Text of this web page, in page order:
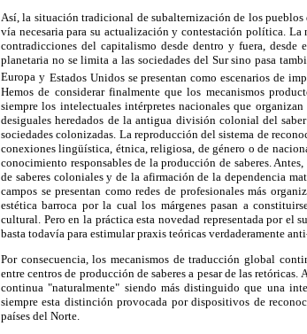
Así, la situación tradicional de subalternización de los
vía necesaria para su actualización y contestación política. La
contradicciones del capitalismo desde dentro y fuera,
planetaria no se limita a las sociedades del Sur sino pasa
Europa y Estados Unidos se presentan como escenarios de
Hemos de considerar finalmente que los mecanismos
siempre los intelectuales intérpretes nacionales que
desiguales heredados de la antigua división colonial del
sociedades colonizadas. La reproducción del sistema de
conexiones lingüística, étnica, religiosa, de género o de
conocimiento responsables de la producción de saberes.
de saberes coloniales y de la afirmación de la dependencia
campos se presentan como redes de profesionales más
estética barroca por la cual los márgenes pasan a
cultural. Pero en la práctica esta novedad representada por
basta todavía para estimular praxis teóricas verdaderamente
Por consecuencia, los mecanismos de traducción global
entre centros de producción de saberes a pesar de las
continua "naturalmente" siendo más distinguido que una
siempre esta distinción provocada por dispositivos de
países del Norte.